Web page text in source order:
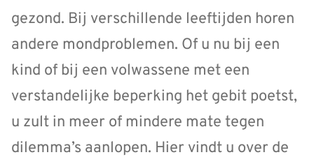
gezond. Bij verschillende leeftijden horen
andere mondproblemen. Of u nu bij een
kind of bij een volwassene met een
verstandelijke beperking het gebit poetst,
u zult in meer of mindere mate tegen
dilemma’s aanlopen. Hier vindt u over de